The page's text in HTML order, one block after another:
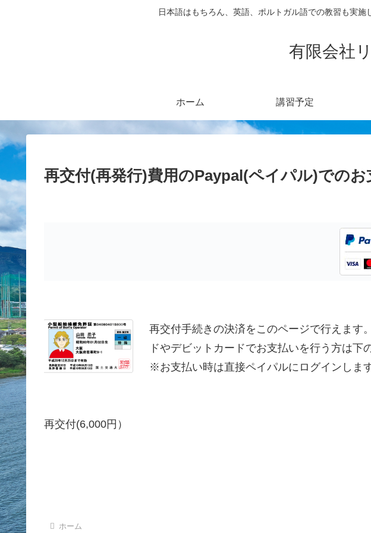
日本語はもちろん、英語、ポルトガル語での教習も実
有限会社
ホーム 講習予定
再交付(再発行)費用のPaypal(ペイパル)でのお
再交付手続きの決済をこのページで行えます
ドやデビットカードでお支払いを行う方は下
※お支払い時は直接ペイパルにログインしま
再交付(6,000円）
ホーム